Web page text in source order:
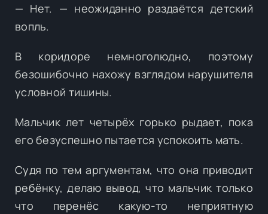
— Нет. — неожиданно раздаётся детский
вопль.
В коридоре немноголюдно, поэтому
безошибочно нахожу взглядом нарушителя
условной тишины.
Мальчик лет четырёх горько рыдает, пока
его безуспешно пытается успокоить мать.
Судя по тем аргументам, что она приводит
ребёнку, делаю вывод, что мальчик только
что перенёс какую-то неприятную